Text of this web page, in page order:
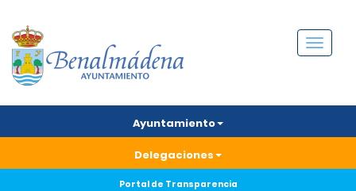
Menú
Ayuntamiento
Delegaciones
Portal de Transparencia